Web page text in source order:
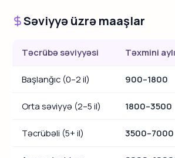
Səviyyə üzrə maaşlar
Təcrübə səviyyəsi Təxmini
Başlanğıc (0–2 il) 900–1800
Orta səviyyə (2–5 il) 1800–3500
Təcrübəli (5+ il) 3500–7000